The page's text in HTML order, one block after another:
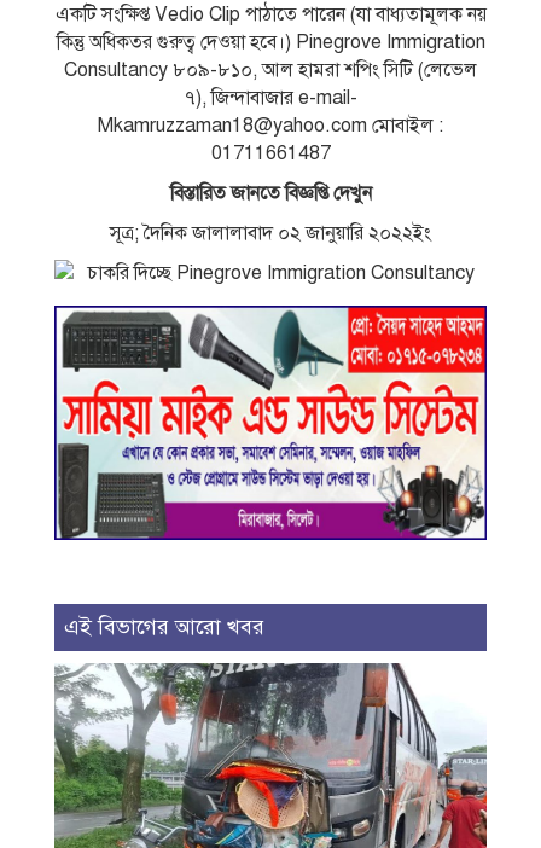
একটি সংক্ষিপ্ত Vedio Clip পাঠাতে পারেন (যা বাধ্যতামূলক নয়
কিন্তু অধিকতর গুরুত্ব দেওয়া হবে।) Pinegrove Immigration
Consultancy ৮০৯-৮১০, আল হামরা শপিং সিটি (লেভেল
৭), জিন্দাবাজার e-mail-
Mkamruzzaman18@yahoo.com মােবাইল :
01711661487
বিস্তারিত জানতে বিজ্ঞপ্তি দেখুন
সূত্র; দৈনিক জালালাবাদ ০২ জানুয়ারি ২০২২ইং
এই বিভাগের আরো খবর